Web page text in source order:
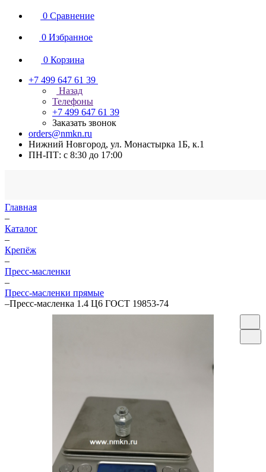
0 Сравнение
0 Избранное
0 Корзина
+7 499 647 61 39
Назад
Телефоны
+7 499 647 61 39
Заказать звонок
orders@nmkn.ru
Нижний Новгород, ул. Монастырка 1Б, к.1
ПН-ПТ: с 8:30 до 17:00
Главная
–
Каталог
–
Крепёж
–
Пресс-масленки
–
Пресс-масленки прямые
–Пресс-масленка 1.4 Ц6 ГОСТ 19853-74